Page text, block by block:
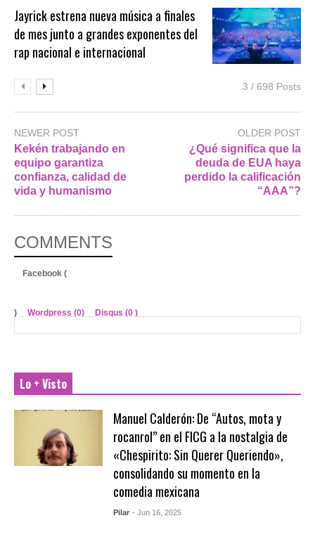
Jayrick estrena nueva música a finales
de mes junto a grandes exponentes del
rap nacional e internacional
3 / 698 Posts
NEWER POST
Kekén trabajando en
equipo garantiza
confianza, calidad de
vida y humanismo
OLDER POST
¿Qué significa que la
deuda de EUA haya
perdido la calificación
“AAA”?
COMMENTS
Facebook (
) Wordpress (0) Disqus (0 )
Lo + Visto
Manuel Calderón: De “Autos, mota y
rocanrol” en el FICG a la nostalgia de
«Chespirito: Sin Querer Queriendo»,
consolidando su momento en la
comedia mexicana
Pilar - Jun 16, 2025